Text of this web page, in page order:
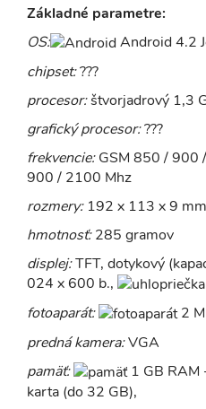
Základné parametre:
OS:
Android 4.2
chipset:???
procesor:štvorjadrový 1,3
grafický procesor:???
frekvencie:GSM 850 / 900
900 / 2100 Mhz
rozmery:192 x 113 x 9
hmotnosť:285 gramov
displej:TFT, dotykový
024 x 600 b.,
fotoaparát:
2
predná kamera:VGA
pamäť:
1 GB RAM
karta (do 32 GB),